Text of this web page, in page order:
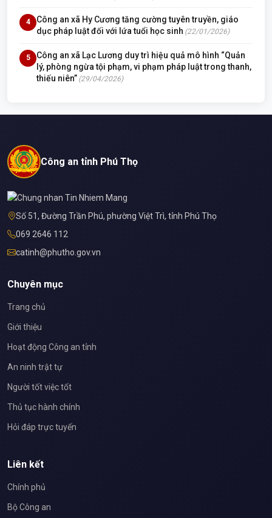
4
Công an xã Hy Cương tăng cường tuyên truyền, giáo
dục pháp luật đối với lứa tuổi học sinh (22/01/2026)
5
Công an xã Lạc Lương duy trì hiệu quả mô hình “Quản
lý, phòng ngừa tội phạm, vi phạm pháp luật trong thanh,
thiếu niên” (29/04/2026)
Công an tỉnh Phú Thọ
Số 51, Đường Trần Phú, phường Việt Trì, tỉnh Phú Thọ
069 2646 112
catinh@phutho.gov.vn
Chuyên mục
Trang chủ
Giới thiệu
Hoạt động Công an tỉnh
An ninh trật tự
Người tốt việc tốt
Thủ tục hành chính
Hỏi đáp trực tuyến
Liên kết
Chính phủ
Bộ Công an